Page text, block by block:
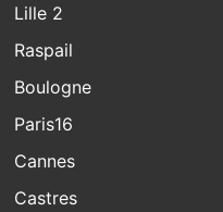
Lille 2
Raspail
Boulogne
Paris16
Cannes
Castres